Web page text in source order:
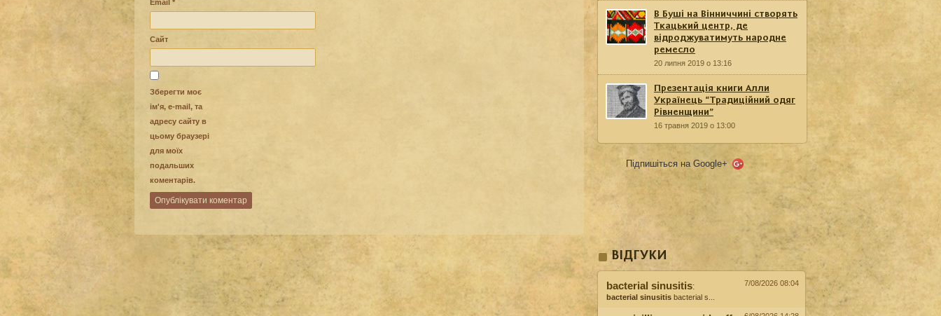
Email *
Сайт
Зберегти моє
ім'я, e-mail, та
адресу сайту в
цьому браузері
для моїх
подальших
коментарів.
В Буші на Вінниччині створять
Ткацький центр, де
відроджуватимуть народне
ремесло
20 липня 2019 о 13:16
Презентація книги Алли
Українець “Традиційний одяг
Рівненщини”
16 травня 2019 о 13:00
Підпишіться на Google+
ВІДГУКИ
bacterial sinusitis:
bacterial sinusitis bacterial s...
7/08/2026 08:04